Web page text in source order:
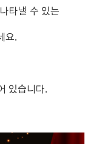
타낼 수 있는
요.
있습니다.